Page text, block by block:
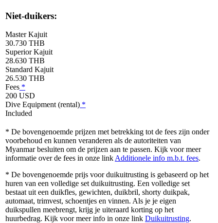
Niet-duikers:
Master Kajuit
30.730 THB
Superior Kajuit
28.630 THB
Standard Kajuit
26.530 THB
Fees *
200 USD
Dive Equipment (rental) *
Included
* De bovengenoemde prijzen met betrekking tot de fees zijn onder
voorbehoud en kunnen veranderen als de autoriteiten van
Myanmar besluiten om de prijzen aan te passen. Kijk voor meer
informatie over de fees in onze link Additionele info m.b.t. fees.
* De bovengenoemde prijs voor duikuitrusting is gebaseerd op het
huren van een volledige set duikuitrusting. Een volledige set
bestaat uit een duikfles, gewichten, duikbril, shorty duikpak,
automaat, trimvest, schoentjes en vinnen. Als je je eigen
duikspullen meebrengt, krijg je uiteraard korting op het
huurbedrag. Kijk voor meer info in onze link Duikuitrusting.